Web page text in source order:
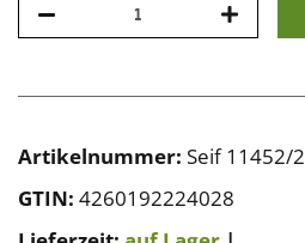
Artikelnummer: Seif 11452/2
GTIN: 4260192224028